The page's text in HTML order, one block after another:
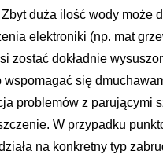
duża ilość wody może
elektroniki (np. mat
zostać dokładnie
się
problemów z parującymi
W przypadku
na konkretny typ